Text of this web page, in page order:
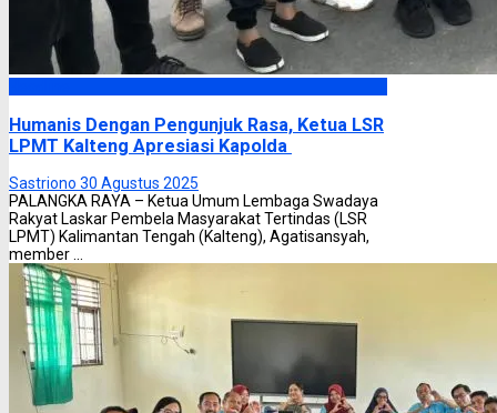
Humanis Dengan Pengunjuk Rasa, Ketua LSR
LPMT Kalteng Apresiasi Kapolda
Sastriono 30 Agustus 2025
PALANGKA RAYA – Ketua Umum Lembaga Swadaya
Rakyat Laskar Pembela Masyarakat Tertindas (LSR
LPMT) Kalimantan Tengah (Kalteng), Agatisansyah,
member ...